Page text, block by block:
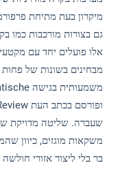
מיקרון בעת מתיחת
גם בצורות מורכבות כמו
אלו פועלים יחד עם
בר בלי ליצור אזורי